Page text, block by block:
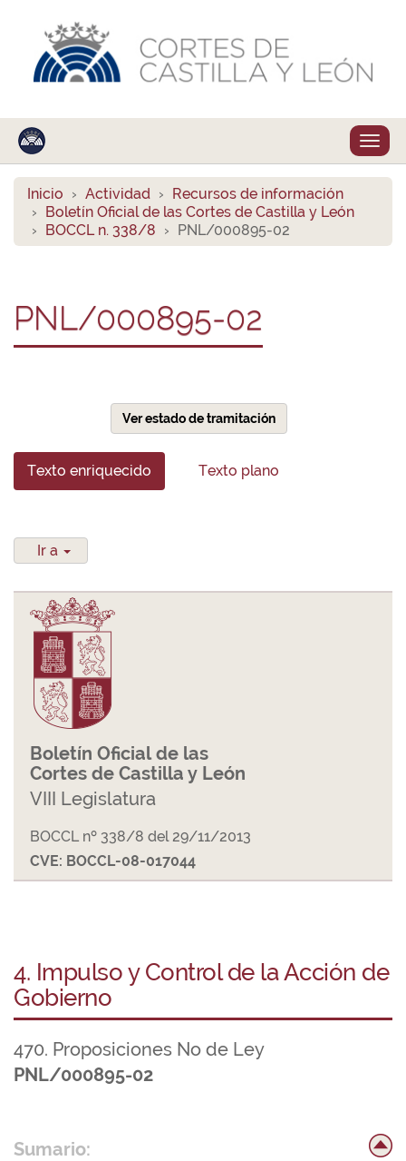
Inicio Actividad
Recursos de información
Boletín Oficial de las Cortes de Castilla y León
BOCCL n. 338/8
PNL/000895-02
PNL/000895-02
Ver estado de tramitación
Texto enriquecido Texto plano
Ir a
Boletín Oficial de las
Cortes de Castilla y León
VIII Legislatura
BOCCL nº 338/8 del 29/11/2013
CVE: BOCCL-08-017044
4. Impulso y Control de la Acción de
Gobierno
470. Proposiciones No de Ley
PNL/000895-02
Sumario: